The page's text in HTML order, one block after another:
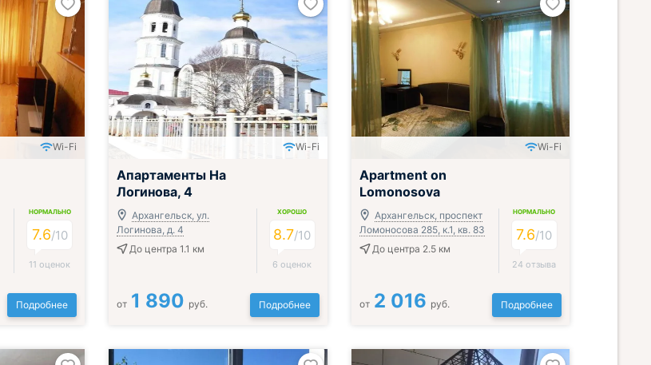
Wi-Fi
НОРМАЛЬНО
7.6/10
11 оценок
Подробнее
Wi-Fi
Апартаменты На
Логинова, 4
Архангельск, ул.
Логинова, д. 4
До центра 1.1 км
ХОРОШО
8.7/10
6 оценок
от 1 890 руб. Подробнее
Wi-Fi
Apartment on
Lomonosova
Архангельск, проспект
Ломоносова 285, к.1, кв. 83
До центра 2.5 км
НОРМАЛЬНО
7.6/10
24 отзыва
от 2 016 руб. Подробнее